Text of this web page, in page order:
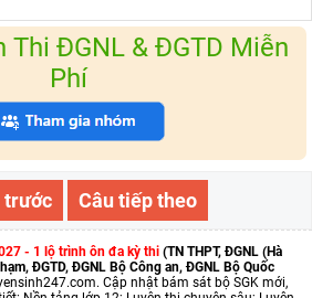
Thi ĐGNL & ĐGTD Miễn
Phí
trước Câu tiếp theo
- 1 lộ trình ôn đa kỳ thi (TN THPT, ĐGNL (Hà
ĐGTD, ĐGNL Bộ Công an, ĐGNL Bộ Quốc
Cập nhật bám sát bộ SGK mới,